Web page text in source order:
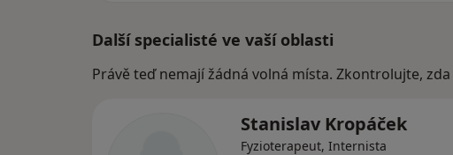
Další specialisté ve vaší oblasti
Právě teď nemají žádná volná místa. Zkontrolujte,
Stanislav Kropáček
Fyzioterapeut, Internista